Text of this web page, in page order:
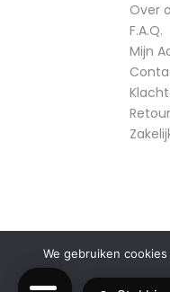
Over
F.A.Q.
Mijn
We gebruiken